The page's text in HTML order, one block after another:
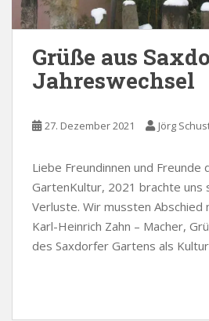
Grüße aus
Jahreswechsel
27. Dezember 2021 Jörg
Liebe Freundinnen und Freunde
GartenKultur, 2021 brachte uns
Verluste. Wir mussten Abschied
Karl-Heinrich Zahn – Macher,
des Saxdorfer Gartens als